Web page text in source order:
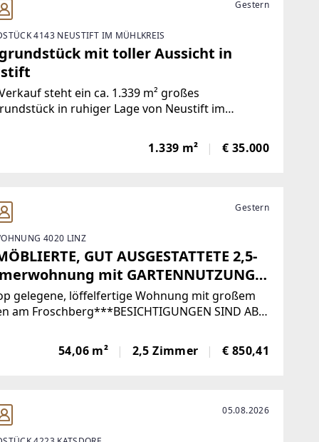
Gestern
4143 NEUSTIFT IM MÜHLKREIS
mit toller Aussicht in
steht ein ca. 1.339 m² großes
in ruhiger Lage von Neustift im
sich in leichter Südhanglage und bietet einen
Ausblick auf die umliegende Natur.Die
1.339 m² € 35.000
Gestern
4020 LINZ
GUT AUSGESTATTETE 2,5-
mit GARTENNUTZUNG
inkl. BK/HK/Strom***
gelegene, löffelfertige Wohnung mit großem
am Froschberg***BESICHTIGUNGEN SIND AB
feinen Wohnobjekt leben, dann sind Sie hier
richtig!Eine perfekte
54,06 m² 2,5 Zimmer € 850,41
05.08.2026